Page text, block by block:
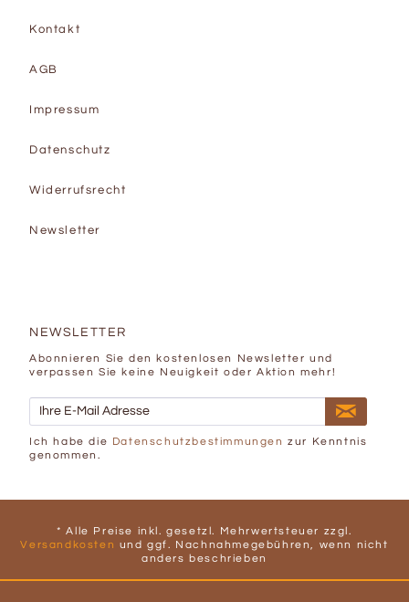
Kontakt
AGB
Impressum
Datenschutz
Widerrufsrecht
Newsletter
NEWSLETTER
Abonnieren Sie den kostenlosen Newsletter und
verpassen Sie keine Neuigkeit oder Aktion mehr!
Ich habe die Datenschutzbestimmungen zur Kenntnis
genommen.
* Alle Preise inkl. gesetzl. Mehrwertsteuer zzgl.
Versandkosten und ggf. Nachnahmegebühren, wenn nicht
anders beschrieben